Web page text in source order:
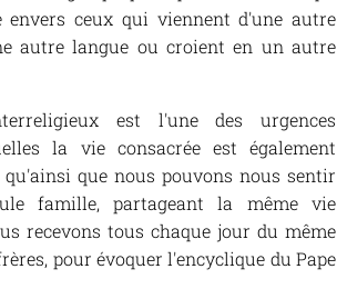
envers ceux qui viennent d'une autre
autre langue ou croient en un autre
est l'une des urgences
la vie consacrée est également
qu'ainsi que nous pouvons nous sentir
famille, partageant la même vie
recevons tous chaque jour du même
pour évoquer l'encyclique du Pape